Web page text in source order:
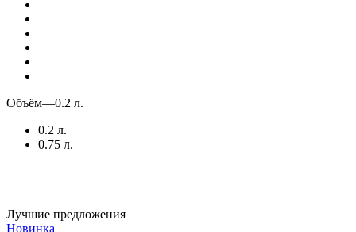
Объём—0.2 л.
0.2 л.
0.75 л.
Лучшие предложения
Новинка